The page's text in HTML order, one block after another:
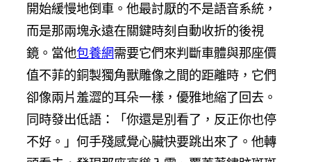
開始緩慢地倒車。他最討厭的不是語音系統，
而是那兩塊永遠在關鍵時刻自動收折的後視
鏡。當他包養網需要它們來判斷車體與那座價
值不菲的銅製獨角獸雕像之間的距離時，它們
卻像兩片羞澀的耳朵一樣，優雅地縮了回去。
同時發出低語：「你還是別看了，反正你也停
不好。」何手殘感覺心臟快要跳出來了。他轉